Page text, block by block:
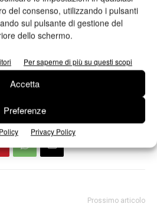
del consenso, utilizzando i pulsanti
sul pulsante di gestione del
dello schermo.
Per saperne di più su questi scopi
Accetta
Preferenze
Privacy Policy
l’economia circolare,
e che coinvolge un settore di
editoriale.
Prossimo articolo